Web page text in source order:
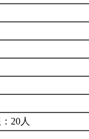
20人